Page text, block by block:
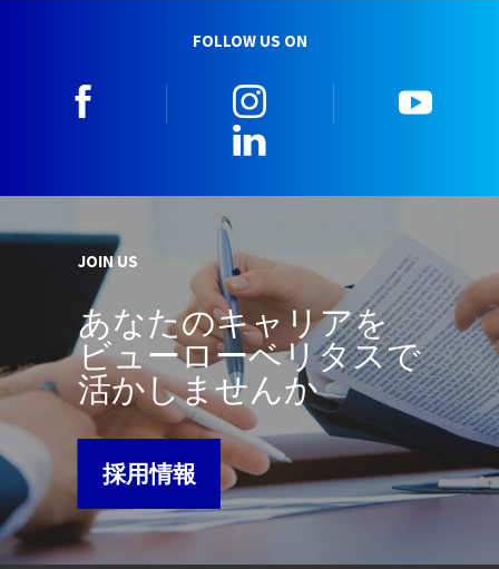
FOLLOW US ON
JOIN US
あなたのキャリアを
ビューローベリタスで
活かしませんか
採用情報